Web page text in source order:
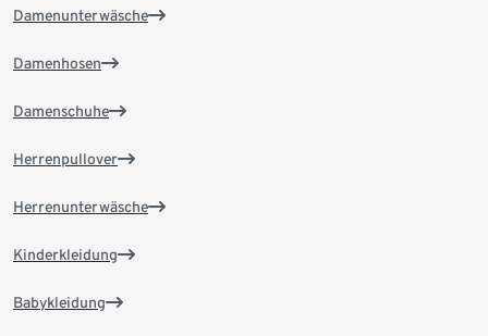
Damenunterwäsche
Damenhosen
Damenschuhe
Herrenpullover
Herrenunterwäsche
Kinderkleidung
Babykleidung